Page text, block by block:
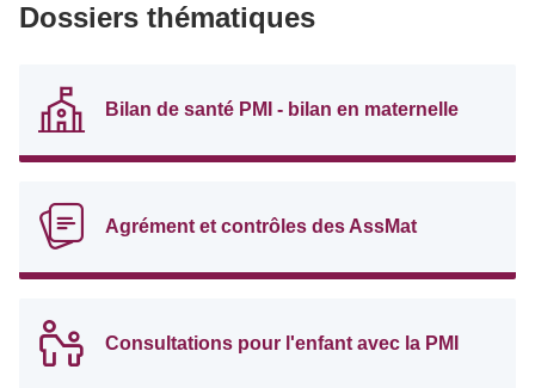
Dossiers thématiques
Bilan de santé PMI - bilan en maternelle
Agrément et contrôles des AssMat
Consultations pour l'enfant avec la PMI